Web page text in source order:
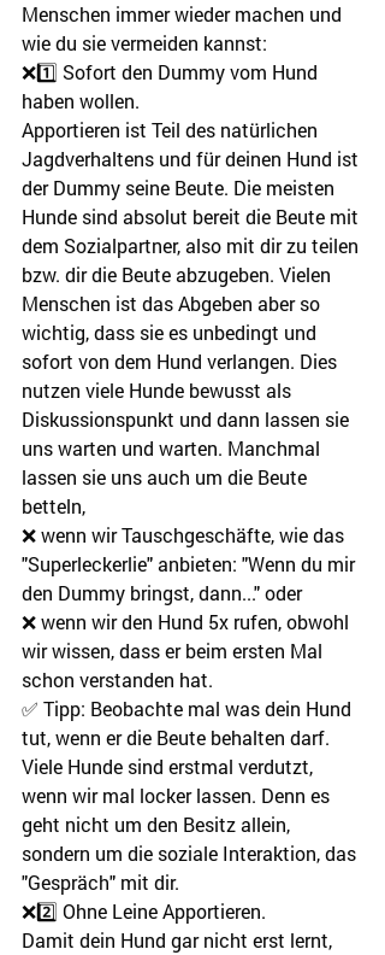
Menschen immer wieder machen und
wie du sie vermeiden kannst:
❌1️⃣ Sofort den Dummy vom Hund
haben wollen.
Apportieren ist Teil des natürlichen
Jagdverhaltens und für deinen Hund ist
der Dummy seine Beute. Die meisten
Hunde sind absolut bereit die Beute mit
dem Sozialpartner, also mit dir zu teilen
bzw. dir die Beute abzugeben. Vielen
Menschen ist das Abgeben aber so
wichtig, dass sie es unbedingt und
sofort von dem Hund verlangen. Dies
nutzen viele Hunde bewusst als
Diskussionspunkt und dann lassen sie
uns warten und warten. Manchmal
lassen sie uns auch um die Beute
betteln,
❌ wenn wir Tauschgeschäfte, wie das
"Superleckerlie" anbieten: "Wenn du mir
den Dummy bringst, dann..." oder
❌ wenn wir den Hund 5x rufen, obwohl
wir wissen, dass er beim ersten Mal
schon verstanden hat.
✅ Tipp: Beobachte mal was dein Hund
tut, wenn er die Beute behalten darf.
Viele Hunde sind erstmal verdutzt,
wenn wir mal locker lassen. Denn es
geht nicht um den Besitz allein,
sondern um die soziale Interaktion, das
"Gespräch" mit dir.
❌2️⃣ Ohne Leine Apportieren.
Damit dein Hund gar nicht erst lernt,